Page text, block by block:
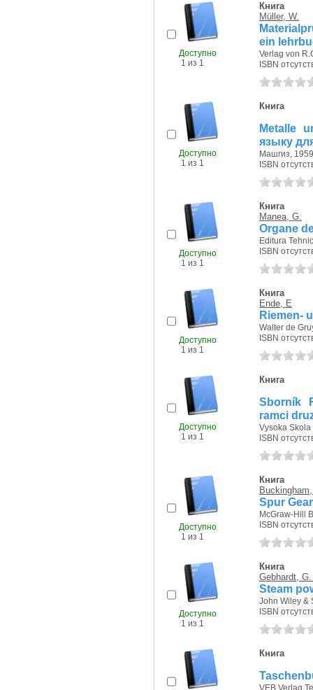
Доступно
1 из 1
Книга
Müller, W.
ein
Verlag von
ISBN
Доступно
1 из 1
Книга
Metalle
языку
Машгиз, 1959
ISBN
Доступно
1 из 1
Книга
Manea, G.
Organe
Editura
ISBN
Доступно
1 из 1
Книга
Ende, E
Riemen-
Walter de
ISBN
Доступно
1 из 1
Книга
Sborník
ramci
Vysoka Skola
ISBN
Доступно
1 из 1
Книга
Spur
McGraw-Hill
ISBN
Доступно
1 из 1
Книга
Gebhardt,
Steam
John Wiley &
ISBN
Книга
VEB Verlag